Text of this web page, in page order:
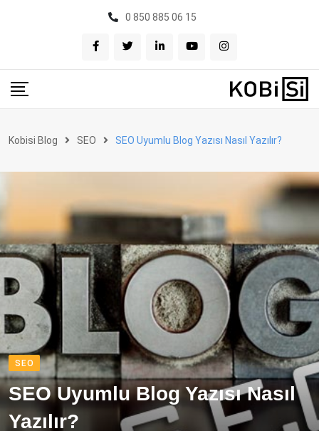
0 850 885 06 15
Kobisi Blog SEO SEO Uyumlu Blog Yazısı Nasıl Yazılır?
SEO
SEO Uyumlu Blog Yazısı Nasıl
Yazılır?